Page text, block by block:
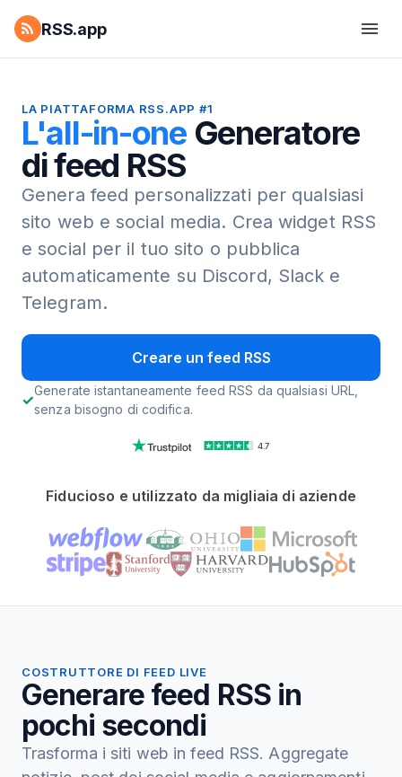
RSS.app
LA PIATTAFORMA RSS.APP #1
L'all-in-one Generatore
di feed RSS
Genera feed personalizzati per qualsiasi
sito web e social media. Crea widget RSS
e social per il tuo sito o pubblica
automaticamente su Discord, Slack e
Telegram.
Creare un feed RSS
Generate istantaneamente feed RSS da qualsiasi URL,
senza bisogno di codifica.
4.7
Fiducioso e utilizzato da migliaia di aziende
COSTRUTTORE DI FEED LIVE
Generare feed RSS in
pochi secondi
Trasforma i siti web in feed RSS. Aggregate